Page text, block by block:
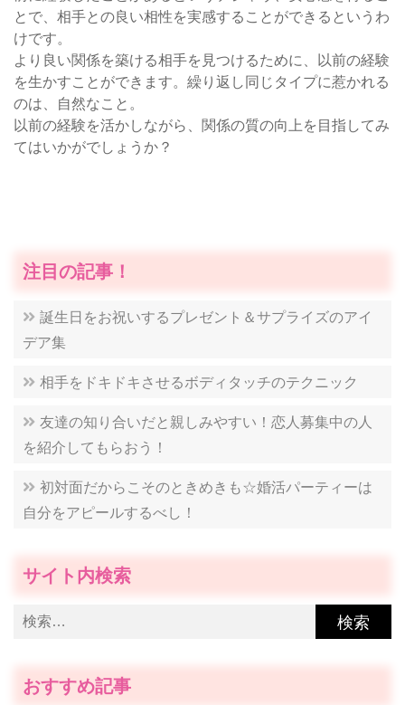
とで、相手との良い相性を実感することができるというわ
けです。
より良い関係を築ける相手を見つけるために、以前の経験
を生かすことができます。繰り返し同じタイプに惹かれる
のは、自然なこと。
以前の経験を活かしながら、関係の質の向上を目指してみ
てはいかがでしょうか？
注目の記事！
誕生日をお祝いするプレゼント＆サプライズのアイ
デア集
相手をドキドキさせるボディタッチのテクニック
友達の知り合いだと親しみやすい！恋人募集中の人
を紹介してもらおう！
初対面だからこそのときめきも☆婚活パーティーは
自分をアピールするべし！
サイト内検索
検
おすすめ記事